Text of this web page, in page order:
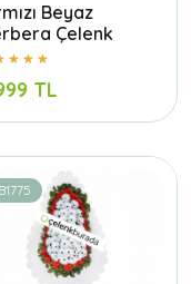
Beyaz
Çelenk
TL